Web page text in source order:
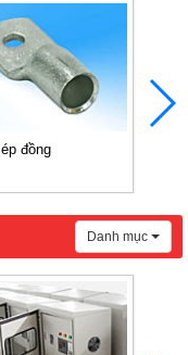
đồng
Danh mục